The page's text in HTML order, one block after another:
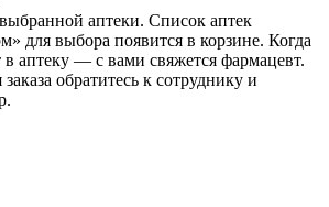
аптеки. Список аптек
для выбора появится в корзине. Когда
в аптеку — с вами свяжется фармацевт.
обратитесь к сотруднику и